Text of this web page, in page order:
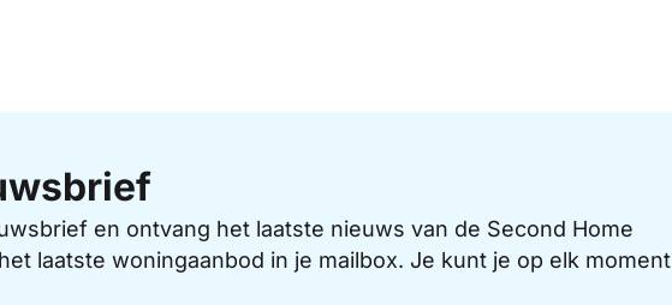
en ontvang het laatste nieuws van de Second Home
laatste woningaanbod in je mailbox. Je kunt je op elk moment